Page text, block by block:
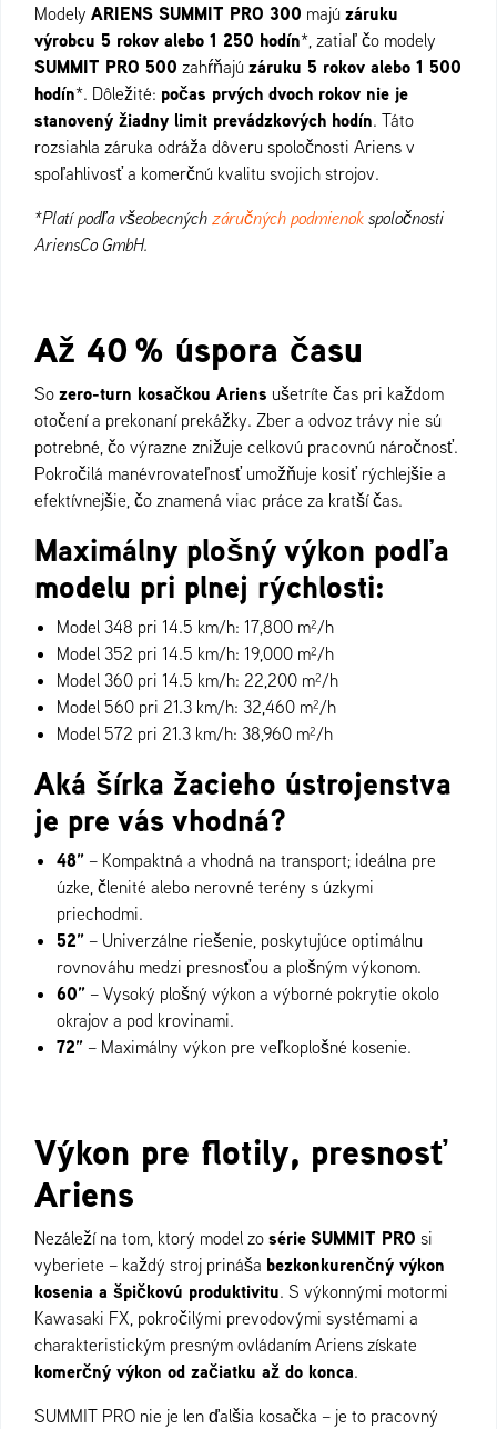
Modely ARIENS SUMMIT PRO 300 majú záruku
výrobcu 5 rokov alebo 1 250 hodín*, zatiaľ čo modely
SUMMIT PRO 500 zahŕňajú záruku 5 rokov alebo 1 500
hodín*. Dôležité: počas prvých dvoch rokov nie je
stanovený žiadny limit prevádzkových hodín. Táto
rozsiahla záruka odráža dôveru spoločnosti Ariens v
spoľahlivosť a komerčnú kvalitu svojich strojov.
*Platí podľa všeobecných záručných podmienok spoločnosti
AriensCo GmbH.
Až 40 % úspora času
So zero-turn kosačkou Ariens ušetríte čas pri každom
otočení a prekonaní prekážky. Zber a odvoz trávy nie sú
potrebné, čo výrazne znižuje celkovú pracovnú náročnosť.
Pokročilá manévrovateľnosť umožňuje kosiť rýchlejšie a
efektívnejšie, čo znamená viac práce za kratší čas.
Maximálny plošný výkon podľa
modelu pri plnej rýchlosti:
Model 348 pri 14.5 km/h: 17,800 m²/h
Model 352 pri 14.5 km/h: 19,000 m²/h
Model 360 pri 14.5 km/h: 22,200 m²/h
Model 560 pri 21.3 km/h: 32,460 m²/h
Model 572 pri 21.3 km/h: 38,960 m²/h
Aká šírka žacieho ústrojenstva
je pre vás vhodná?
48” – Kompaktná a vhodná na transport; ideálna pre
úzke, členité alebo nerovné terény s úzkymi
priechodmi.
52” – Univerzálne riešenie, poskytujúce optimálnu
rovnováhu medzi presnosťou a plošným výkonom.
60” – Vysoký plošný výkon a výborné pokrytie okolo
okrajov a pod krovinami.
72” – Maximálny výkon pre veľkoplošné kosenie.
Výkon pre flotily, presnosť
Ariens
Nezáleží na tom, ktorý model zo sérieSUMMIT PRO si
vyberiete – každý stroj prináša bezkonkurenčný výkon
kosenia a špičkovú produktivitu. S výkonnými motormi
Kawasaki FX, pokročilými prevodovými systémami a
charakteristickým presným ovládaním Ariens získate
komerčný výkon od začiatku až do konca.
SUMMIT PRO nie je len ďalšia kosačka – je to pracovný